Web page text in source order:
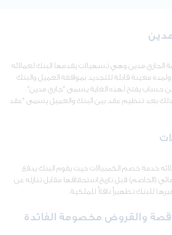
الجاري مدين وهي تسهيلات يقدمها البنك لعملائه
معينة قابلة للتجديد بموافقة العميل والبنك
يفتح لهذه الغاية يسمى "جاري مدين"
بعد تنظيم عقد بين البنك والعميل يسمى "عقد
خدمة خصم الكمبيالات حيث يقوم البنك بدفع
(الخاصم) قبل تاريخ استحقاقها مقابل تنازله عن
للبنك تظهيراً ناقلاً للملكية.
والقروض مخصومة الفائدة